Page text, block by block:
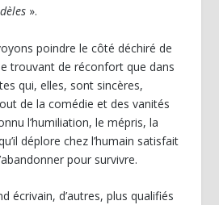
».
poindre le côté déchiré de
trouvant de réconfort que dans
qui, elles, sont sincères,
de la comédie et des vanités
l’humiliation, le mépris, la
déplore chez l’humain satisfait
pour survivre.
écrivain, d’autres, plus qualifiés